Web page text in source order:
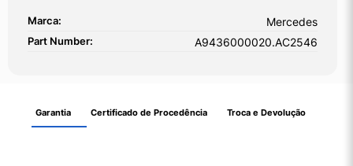
Marca: Mercedes
Part Number: A9436000020.AC2546
Garantia Certificado de Procedência Troca e Devolução